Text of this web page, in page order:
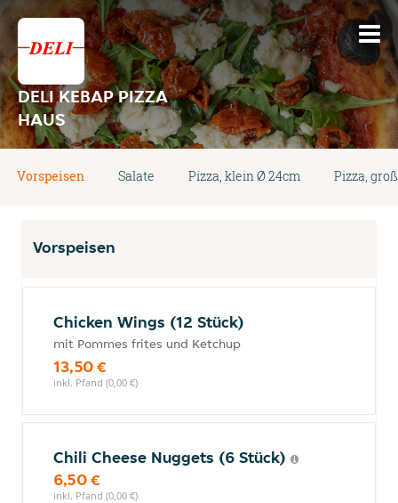
DELI KEBAP PIZZA
HAUS
Vorspeisen Salate Pizza, klein Ø 24cm Pizza,
Vorspeisen
Chicken Wings (12 Stück)
mit Pommes frites und Ketchup
13,50 €
inkl. Pfand (0,00 €)
Chili Cheese Nuggets (6 Stück)
6,50 €
inkl. Pfand (0,00 €)